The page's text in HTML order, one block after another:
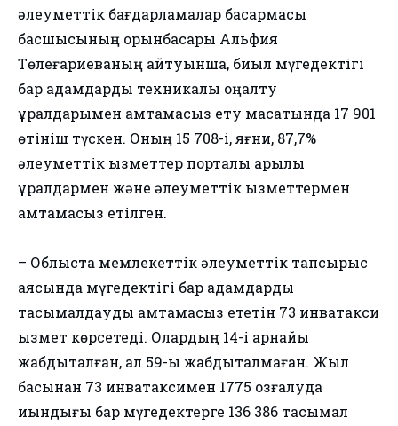
әлеуметтік бағдарламалар басқармасы
басшысының орынбасары Альфия
Төлеғариеваның айтуынша, биыл мүгедектігі
бар адамдарды техникалық оңалту
құралдарымен қамтамасыз ету мақсатында 17 901
өтініш түскен. Оның 15 708-і, яғни, 87,7%
әлеуметтік қызметтер порталы арқылы
құралдармен және әлеуметтік қызметтермен
қамтамасыз етілген.
– Облыста мемлекеттік әлеуметтік тапсырыс
аясында мүгедектігі бар адамдарды
тасымалдауды қамтамасыз ететін 73 инватакси
қызмет көрсетеді. Олардың 14-і арнайы
жабдықталған, ал 59-ы жабдықталмаған. Жыл
басынан 73 инватаксимен 1775 қозғалуда
қиындығы бар мүгедектерге 136 386 тасымал